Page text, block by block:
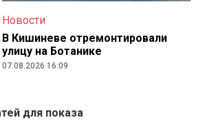
Новости
В Кишиневе отремонтировали
улицу на Ботанике
07.08.2026 16:09
для показа